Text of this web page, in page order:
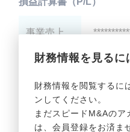
財務情報を見るに
財務情報を閲覧するに
ンしてください。
まだスピードM&Aの
は、会員登録をお済ま
事業売上
事業利益
貸借対照表（B/S）